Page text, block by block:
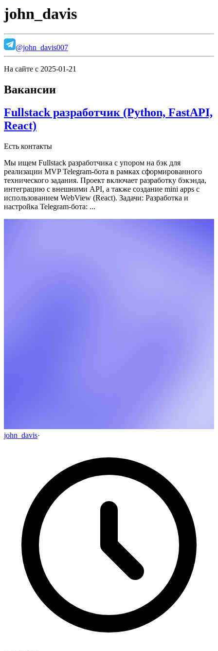
john_davis
@john_davis007
На сайте с 2025-01-21
Вакансии
Fullstack разработчик (Python, FastAPI,
React)
Есть контакты
Мы ищем Fullstack разработчика с упором на бэк для
реализации MVP Telegram-бота в рамках сформированного
технического задания. Проект включает разработку бэкэнда,
интеграцию с внешними API, а также создание mini apps с
использованием WebView (React). Задачи: Разработка и
настройка Telegram-бота: ...
john_davis·